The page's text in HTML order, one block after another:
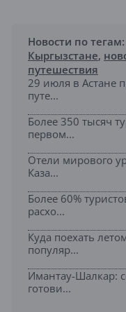
Новости по тегам:
Кыргызстане,
путешествия
29 июля в Астане
путе...
Более 350 тысяч
первом...
Отели мирового
Каза...
Более 60%
расхо...
Куда поехать
популяр...
Имантау-Шалкар:
готови...